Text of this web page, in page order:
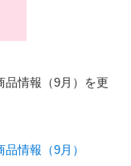
品情報（9月）を更
情報（9月）